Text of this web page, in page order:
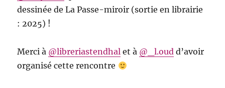
dessinée de La Passe-miroir (sortie en librairie
: 2025) !
Merci à @libreriastendhal et à @_l.oud d’avoir
organisé cette rencontre